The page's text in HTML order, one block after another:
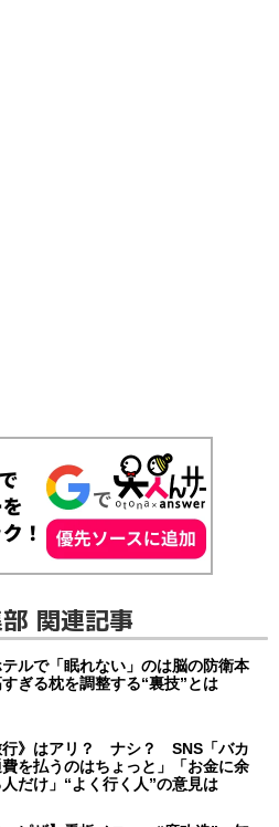
関連記事
ルで「眠れない」のは脳の防衛本
ぎる枕を調整する“裏技”とは
行》はアリ？ ナシ？ SNS「バカ
を払うのはちょっと」「お金に余
だけ」“よく行く人”の意見は